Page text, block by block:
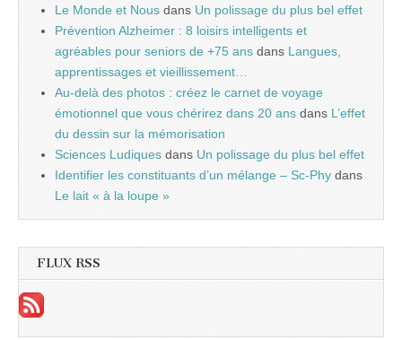
Le Monde et Nous dans Un polissage du plus bel effet
Prévention Alzheimer : 8 loisirs intelligents et
agréables pour seniors de +75 ans dans Langues,
apprentissages et vieillissement…
Au-delà des photos : créez le carnet de voyage
émotionnel que vous chérirez dans 20 ans dans L’effet
du dessin sur la mémorisation
Sciences Ludiques dans Un polissage du plus bel effet
Identifier les constituants d’un mélange – Sc-Phy dans
Le lait « à la loupe »
FLUX RSS